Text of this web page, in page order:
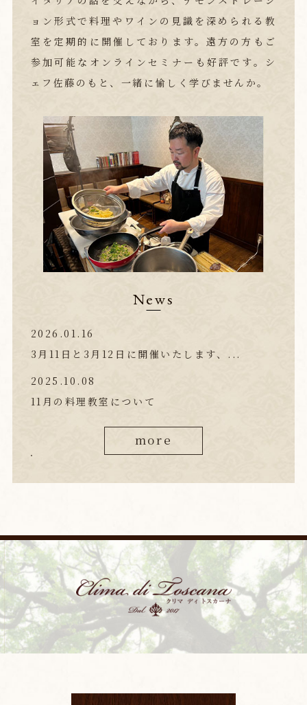
ョン形式で料理やワインの見識を深められる教
室を定期的に開催しております。遠方の方もご
参加可能なオンラインセミナーも好評です。シ
ェフ佐藤のもと、一緒に愉しく学びませんか。
News
2026.01.16
3月11日と3月12日に開催いたします、...
2025.10.08
11月の料理教室について
more